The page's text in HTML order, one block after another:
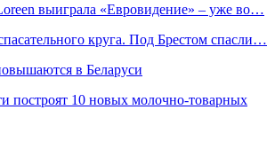
выиграла «Евровидение» – уже во…
круга. Под Брестом спасли…
в Беларуси
построят 10 новых молочно-товарных